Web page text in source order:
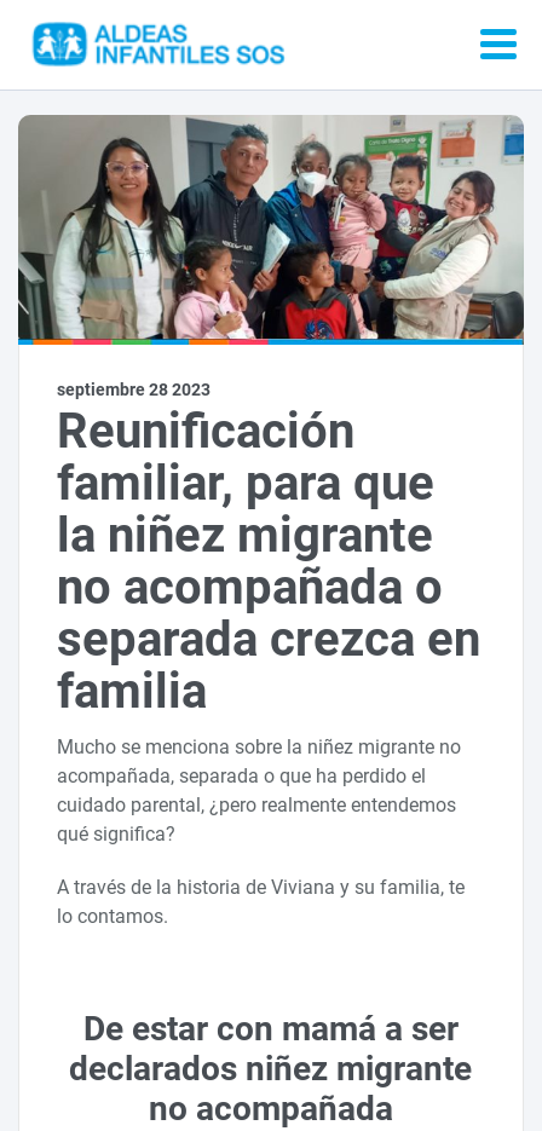
septiembre 28 2023
Reunificación
familiar, para que
la niñez migrante
no acompañada o
separada crezca en
familia
Mucho se menciona sobre la niñez migrante no
acompañada, separada o que ha perdido el
cuidado parental, ¿pero realmente entendemos
qué significa?
A través de la historia de Viviana y su familia, te
lo contamos.
De estar con mamá a ser
declarados niñez migrante
no acompañada